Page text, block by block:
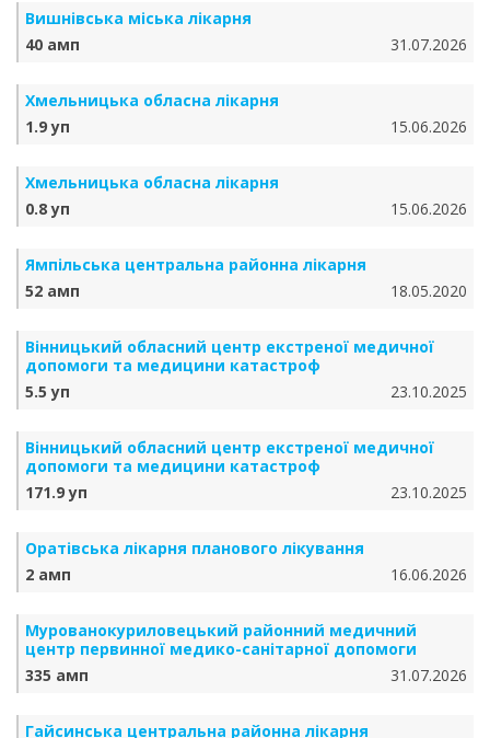
Вишнівська міська лікарня
40 амп
31.07.2026
Хмельницька обласна лікарня
1.9 уп
15.06.2026
Хмельницька обласна лікарня
0.8 уп
15.06.2026
Ямпільська центральна районна лікарня
52 амп
18.05.2020
Вінницький обласний центр екстреної медичної
допомоги та медицини катастроф
5.5 уп
23.10.2025
Вінницький обласний центр екстреної медичної
допомоги та медицини катастроф
171.9 уп
23.10.2025
Оратівська лікарня планового лікування
2 амп
16.06.2026
Мурованокуриловецький районний медичний
центр первинної медико-санітарної допомоги
335 амп
31.07.2026
Гайсинська центральна районна лікарня